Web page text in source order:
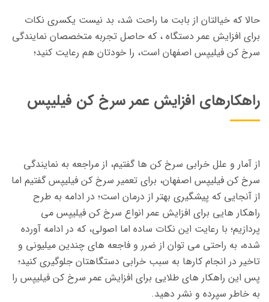
حالا که خیالتان از بابت ما راحت شد، بد نیست یکسری نکات
برای افزایش عمر دستگاه ، که حاصل تجربه متخصصان نمایندگی
سرخ کن فیلیپس اصفهان است، را خودتان هم رعایت کنید؛
راهکارهای افزایش عمر سرخ کن فیلیپس
از آمار و علل خرابی سرخ کن ها گفتیم، از مراجعه به نمایندگی
سرخ کن فیلیپس اصفهان، برای تعمیر سرخ کن فیلیپس گفتیم اما
از آنجایی که پیشگیری بهتر از درمان است؛ در ادامه به طرح
راهکار هایی برای افزایش عمر انواع سرخ کن فیلیپس می
پردازیم؛ با رعایت این نکات ساده اما اصولی، که در ادامه آورده
شده، به راحتی می توان از ضرر و فاجعه های چندین میلیونی و
تاخیر در انجام کارها به سبب خرابی دستگاهتان جلوگیری کنید؛
پس این راهکار های طلایی برای افزایش عمر سرخ کن فیلیپس را
به خاطر سپرده و نشر دهید.